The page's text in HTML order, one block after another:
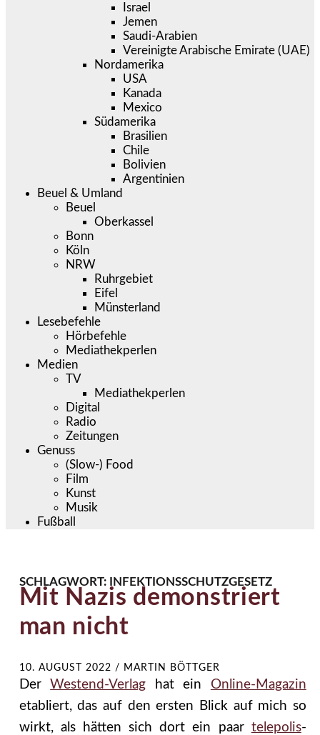
Israel
Jemen
Saudi-Arabien
Vereinigte Arabische Emirate (UAE)
Nordamerika
USA
Kanada
Mexico
Südamerika
Brasilien
Chile
Bolivien
Argentinien
Beuel & Umland
Beuel
Oberkassel
Bonn
Köln
NRW
Ruhrgebiet
Eifel
Münsterland
Lesebefehle
Hörbefehle
Mediathekperlen
Medien
TV
Mediathekperlen
Digital
Radio
Zeitungen
Genuss
(Slow-) Food
Film
Kunst
Musik
Fußball
SCHLAGWORT: INFEKTIONSSCHUTZGESETZ
Mit Nazis demonstriert
man nicht
10. AUGUST 2022 / MARTIN BÖTTGER
DerWestend-Verlag hat ein Online-Magazin
etabliert, das auf den ersten Blick auf mich so
wirkt, als hätten sich dort ein paar telepolis-